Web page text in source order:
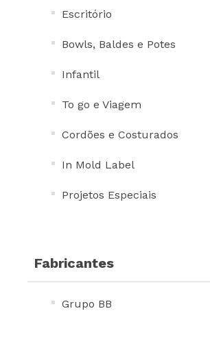
Projetos Especiais
Todos
Escritório
Bowls, Baldes e Potes
Infantil
To go e Viagem
Cordões e Costurados
In Mold Label
Projetos Especiais
Fabricantes
Grupo BB